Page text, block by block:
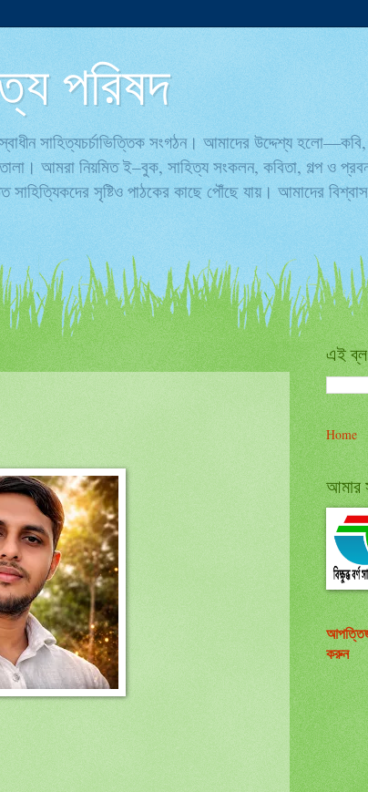
পরিষদ
সাহিত্যচর্চাভিত্তিক সংগঠন। আমাদের উদ্দেশ্য
আমরা নিয়মিত ই–বুক, সাহিত্য সংকলন, কবিতা, গল্প ও
সাহিত্যিকদের সৃষ্টিও পাঠকের কাছে পৌঁছে যায়। আমাদের
এই
Home
আমার
করুন